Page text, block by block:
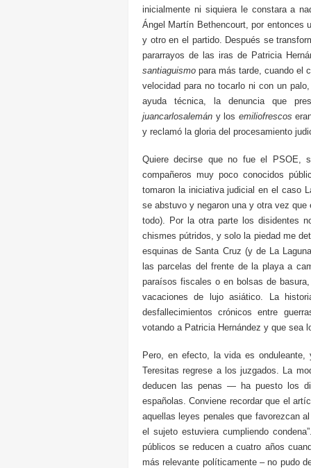
inicialmente ni siquiera le constara a
Ángel Martín Bethencourt, por entonces
y otro en el partido. Después se
pararrayos de las iras de Patricia
santiaguismo para más tarde, cuando el
velocidad para no tocarlo ni con un
ayuda técnica, la denuncia que
juancarlosalemán y los emiliofrescos
y reclamó la gloria del procesamiento
Quiere decirse que no fue el PSOE,
compañeros muy poco conocidos
tomaron la iniciativa judicial en el caso
se abstuvo y negaron una y otra vez
todo). Por la otra parte los disidentes
chismes pútridos, y solo la piedad me
esquinas de Santa Cruz (y de La
las parcelas del frente de la playa a
paraísos fiscales o en bolsas de
vacaciones de lujo asiático. La
desfallecimientos crónicos entre
votando a Patricia Hernández y que sea
Pero, en efecto, la vida es
Teresitas regrese a los juzgados. La
deducen las penas — ha puesto los
españolas. Conviene recordar que el
aquellas leyes penales que favorezcan
el sujeto estuviera cumpliendo
públicos se reducen a cuatro años
más relevante políticamente – no pudo